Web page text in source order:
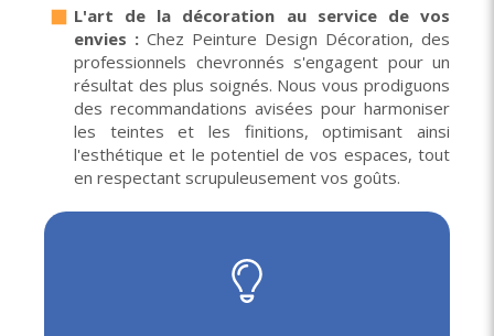
L'art de la décoration au service de vos
envies : Chez Peinture Design Décoration, des
professionnels chevronnés s'engagent pour un
résultat des plus soignés. Nous vous prodiguons
des recommandations avisées pour harmoniser
les teintes et les finitions, optimisant ainsi
l'esthétique et le potentiel de vos espaces, tout
en respectant scrupuleusement vos goûts.